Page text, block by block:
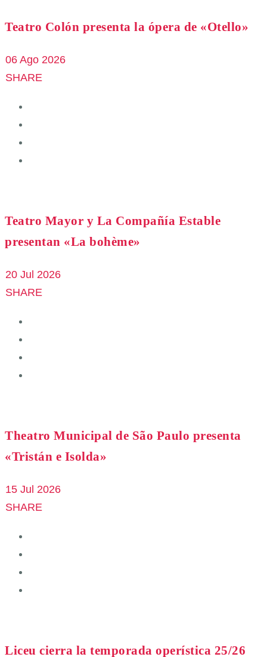
Teatro Colón presenta la ópera de «Otello»
06 Ago 2026
SHARE
Teatro Mayor y La Compañía Estable
presentan «La bohème»
20 Jul 2026
SHARE
Theatro Municipal de São Paulo presenta
«Tristán e Isolda»
15 Jul 2026
SHARE
Liceu cierra la temporada operística 25/26